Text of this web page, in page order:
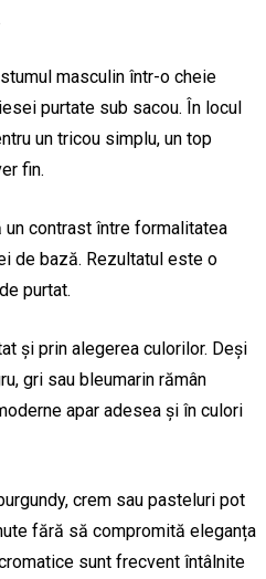
masculin într-o cheie
purtate sub sacou. În locul
un tricou simplu, un top
fin.
contrast între formalitatea
de bază. Rezultatul este o
purtat.
și prin alegerea culorilor. Deși
gri sau bleumarin rămân
apar adesea și în culori
crem sau pasteluri pot
fără să compromită eleganța
sunt frecvent întâlnite